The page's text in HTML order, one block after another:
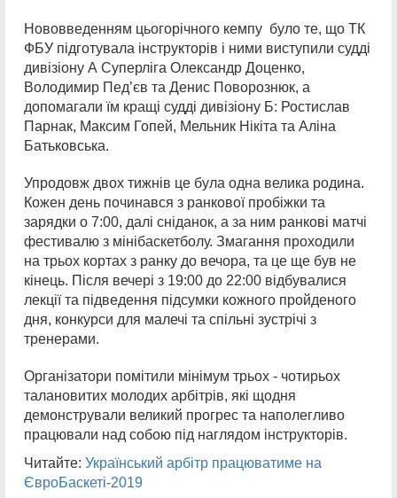
Нововведенням цьогорічного кемпу було те, що ТК
ФБУ підготувала інструкторів і ними виступили судді
дивізіону А Суперліга Олександр Доценко,
Володимир Пед’єв та Денис Поворознюк, а
допомагали їм кращі судді дивізіону Б: Ростислав
Парнак, Максим Гопей, Мельник Нікіта та Аліна
Батьковська.
Упродовж двох тижнів це була одна велика родина.
Кожен день починався з ранкової пробіжки та
зарядки о 7:00, далі сніданок, а за ним ранкові матчі
фестивалю з мінібаскетболу. Змагання проходили
на трьох кортах з ранку до вечора, та це ще був не
кінець. Після вечері з 19:00 до 22:00 відбувалися
лекції та підведення підсумки кожного пройденого
дня, конкурси для малечі та спільні зустрічі з
тренерами.
Організатори помітили мінімум трьох - чотирьох
талановитих молодих арбітрів, які щодня
демонстрували великий прогрес та наполегливо
працювали над собою під наглядом інструкторів.
Читайте: Український арбітр працюватиме на
ЄвроБаскеті-2019